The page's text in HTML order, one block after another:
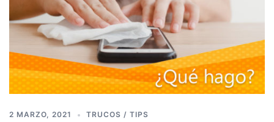
2 MARZO, 2021 TRUCOS / TIPS